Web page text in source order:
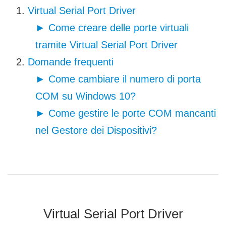
Virtual Serial Port Driver
► Come creare delle porte virtuali
tramite Virtual Serial Port Driver
Domande frequenti
► Come cambiare il numero di porta
COM su Windows 10?
► Come gestire le porte COM mancanti
nel Gestore dei Dispositivi?
Virtual Serial Port Driver